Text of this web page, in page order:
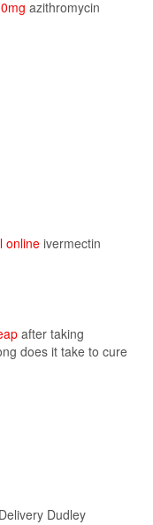
azithromycin
online ivermectin
after taking
does it take to cure
Dudley